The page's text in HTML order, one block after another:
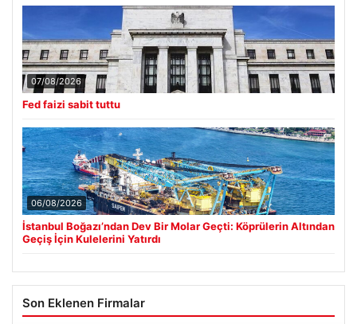
07/08/2026
Fed faizi sabit tuttu
06/08/2026
İstanbul Boğazı’ndan Dev Bir Molar Geçti: Köprülerin Altından
Geçiş İçin Kulelerini Yatırdı
Son Eklenen Firmalar